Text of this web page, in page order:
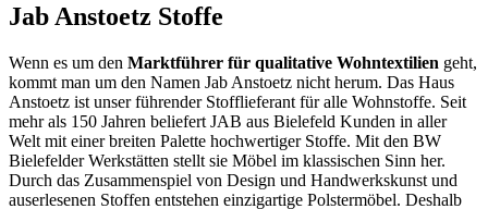
Jab Anstoetz Stoffe
Wenn es um den Marktführer für qualitative Wohntextilien geht,
kommt man um den Namen Jab Anstoetz nicht herum. Das Haus
Anstoetz ist unser führender Stofflieferant für alle Wohnstoffe. Seit
mehr als 150 Jahren beliefert JAB aus Bielefeld Kunden in aller
Welt mit einer breiten Palette hochwertiger Stoffe. Mit den BW
Bielefelder Werkstätten stellt sie Möbel im klassischen Sinn her.
Durch das Zusammenspiel von Design und Handwerkskunst und
auserlesenen Stoffen entstehen einzigartige Polstermöbel. Deshalb